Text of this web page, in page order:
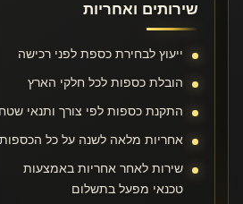
שירותים ואחריות
ייעוץ לבחירת כספת לפני רכישה
הובלת כספות לכל חלקי הארץ
התקנת כספות לפי צורך ותנאי שטח
אחריות מלאה לשנה על כל הכספות
שירות לאחר אחריות באמצעות
טכנאי מפעל בתשלום